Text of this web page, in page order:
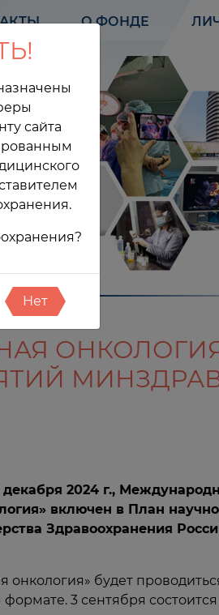
сайта
Нет
О ФОНДЕ
2024 г.,
включен в План
Здравоохранения
будет
3 сентября